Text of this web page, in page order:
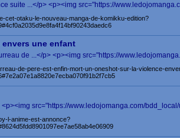
suite ...</p> <p><img src="https://
cet-otaku-le-nouveau-manga-de-komikku-edition?
une enfant
de ...</p> <p><img src="https://
de-pere-est-enfin-mort-un-oneshot-sur-la-violence-
src="https://www.ledojomanga.com/
l-anime-est-annonce?